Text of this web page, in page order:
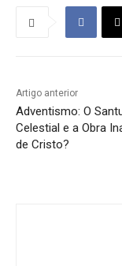
Artigo anterior
Adventismo: O
Celestial e a Obra
de Cristo?